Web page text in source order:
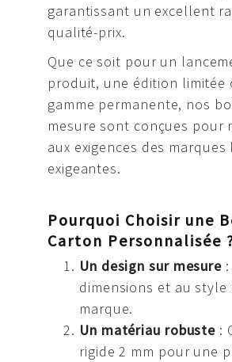
garantissant un excellent
qualité-prix.
Que ce soit pour un
produit, une édition limitée
gamme permanente, nos
mesure sont conçues pour
aux exigences des
exigeantes.
Pourquoi Choisir une
Carton Personnalisée
Un design sur mesure
dimensions et au style
marque.
Un matériau robuste :
rigide 2 mm pour une